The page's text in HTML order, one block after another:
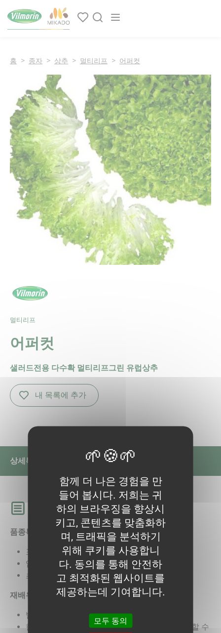
Main navigation
홈 종자 상추 멀티리프 어퍼컷
멀티리프
어퍼컷
샐러드전용 다수확 멀티리프그린 유럽상추
내 목록에 추가
상세특성
상세
품종특성
포기상추형태로 모양이 이쁨
엽은 짧고 두꺼움
초세가 좋으며 수확량이 많음
재배유의사항
발아적온(약20℃)에 유의하여 파종
한여름 고온기에서는 팁번등의 생리장애가 발생할 수
함께 더 나은 경험을 만
들어 봅시다. 저희는 귀
하의 브라우징을 향상시
키고, 콘텐츠를 맞춤화하
며, 트래픽을 분석하기
위해 쿠키를 사용합니
다. 동의를 통해 안전하
고 최적화된 웹사이트를
제공하는데 기여합니다.
모두 동의